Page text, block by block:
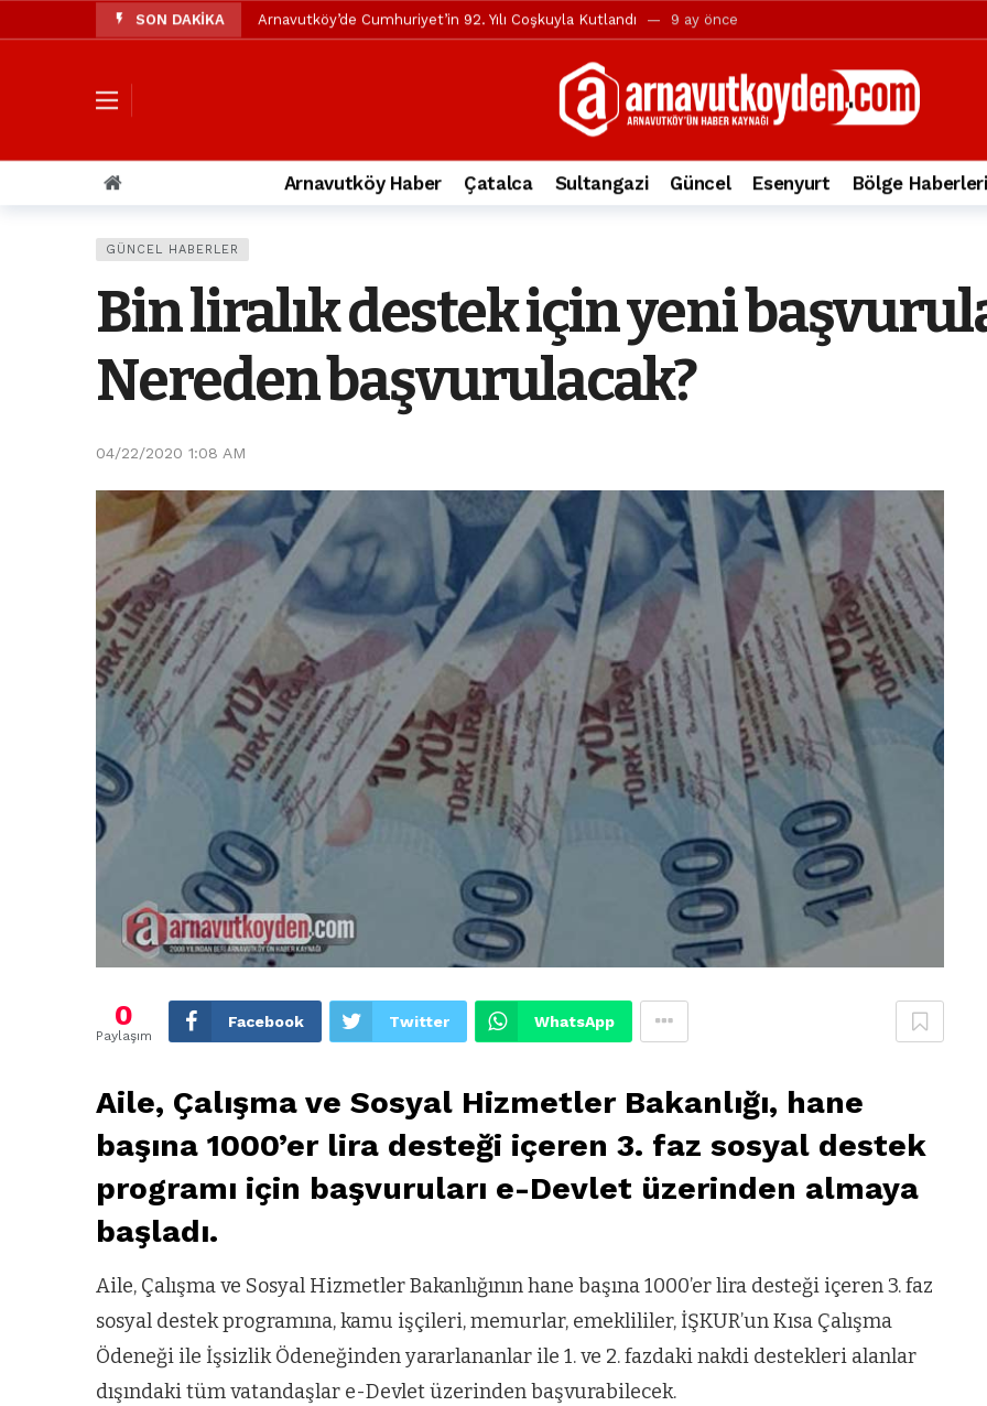
SON DAKİKA Arnavutköy’de Cumhuriyet’in 92. Yılı Coşkuyla Kutlandı 9 ay önce
Özgür Özel’den Arnavutköy Belediyesi’ne ve Mustafa Candaroğlu’na yönelik suçlamalar 10 ay önce
Arnavutköy’ün nüfusu 2024 yılında 344.868’e ulaştı 1 yıl önce
Arnavutköy Taşoluk’ta seyir halindeki otomobil alev alev yandı. 2 yıl önce
Arnavutköy İmrahor Mahallesi sakinleri protesto gösterisi düzenledi 2 yıl önce
İstanbul Havalimanı yolundaki kazada, taksideki yolcu öldü 3 yıl önce
Arnavutkoy Belediyesi’ne su baskını tepkisi 3 yıl önce
Arnavutköy Haber Çatalca Sultangazi Güncel Esenyurt Bölge Haberleri
GÜNCEL HABERLER
Bin liralık destek için yeni
Nereden başvurulacak?
04/22/2020 1:08 AM
0
Paylaşım
Facebook Twitter WhatsApp
Aile, Çalışma ve Sosyal Hizmetler Bakanlığı, hane
başına 1000’er lira desteği içeren 3. faz sosyal destek
programı için başvuruları e-Devlet üzerinden almaya
başladı.
Aile, Çalışma ve Sosyal Hizmetler Bakanlığının hane başına 1000’er lira desteği içeren 3. faz
sosyal destek programına, kamu işçileri, memurlar, emeklililer, İŞKUR’un Kısa Çalışma
Ödeneği ile İşsizlik Ödeneğinden yararlananlar ile 1. ve 2. fazdaki nakdi destekleri alanlar
dışındaki tüm vatandaşlar e-Devlet üzerinden başvurabilecek.